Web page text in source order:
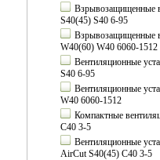
Взрывозащищенные
S40(45) S40 6-95
Взрывозащищенные
W40(60) W40 6060-1512
Вентиляционные
S40 6-95
Вентиляционные
W40 6060-1512
Компактные
C40 3-5
Вентиляционные
AirCut S40(45) C40 3-5